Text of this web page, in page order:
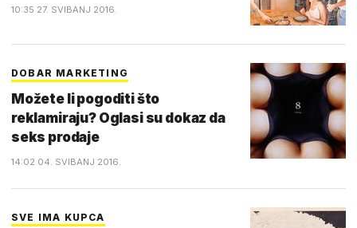
10:35 27. SVIBANJ 2016.
DOBAR MARKETING
Možete li pogoditi što
reklamiraju? Oglasi su dokaz da
seks prodaje
14:02 04. SVIBANJ 2016.
SVE IMA KUPCA